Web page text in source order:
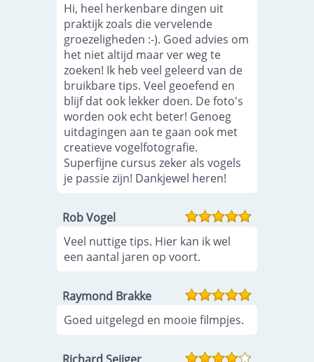
Hi, heel herkenbare dingen uit
praktijk zoals die vervelende
groezeligheden :-). Goed advies om
het niet altijd maar ver weg te
zoeken! Ik heb veel geleerd van de
bruikbare tips. Veel geoefend en
blijf dat ook lekker doen. De foto's
worden ook echt beter! Genoeg
uitdagingen aan te gaan ook met
creatieve vogelfotografie.
Superfijne cursus zeker als vogels
je passie zijn! Dankjewel heren!
Rob Vogel
Veel nuttige tips. Hier kan ik wel
een aantal jaren op voort.
Raymond Brakke
Goed uitgelegd en mooie filmpjes.